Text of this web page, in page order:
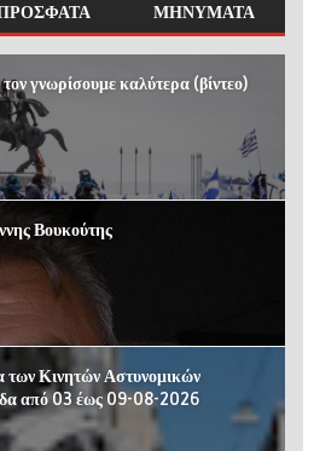
ΜΗΝΥΜΑΤΑ
γνωρίσουμε καλύτερα (βίντεο)
Βουκούτης
των Κινητών Αστυνομικών
από 03 έως 09-08-2026